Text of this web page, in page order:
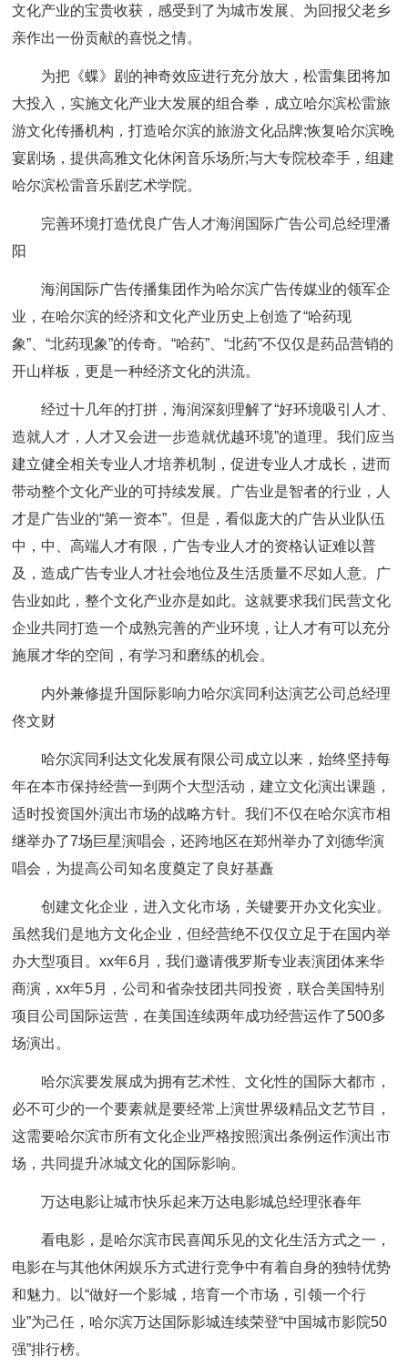
文化产业的宝贵收获，感受到了为城市发展、为回报父老乡
亲作出一份贡献的喜悦之情。
为把《蝶》剧的神奇效应进行充分放大，松雷集团将加
大投入，实施文化产业大发展的组合拳，成立哈尔滨松雷旅
游文化传播机构，打造哈尔滨的旅游文化品牌;恢复哈尔滨晚
宴剧场，提供高雅文化休闲音乐场所;与大专院校牵手，组建
哈尔滨松雷音乐剧艺术学院。
完善环境打造优良广告人才海润国际广告公司总经理潘
阳
海润国际广告传播集团作为哈尔滨广告传媒业的领军企
业，在哈尔滨的经济和文化产业历史上创造了“哈药现
象”、“北药现象”的传奇。“哈药”、“北药”不仅仅是药品营销的
开山样板，更是一种经济文化的洪流。
经过十几年的打拼，海润深刻理解了“好环境吸引人才、
造就人才，人才又会进一步造就优越环境”的道理。我们应当
建立健全相关专业人才培养机制，促进专业人才成长，进而
带动整个文化产业的可持续发展。广告业是智者的行业，人
才是广告业的“第一资本”。但是，看似庞大的广告从业队伍
中，中、高端人才有限，广告专业人才的资格认证难以普
及，造成广告专业人才社会地位及生活质量不尽如人意。广
告业如此，整个文化产业亦是如此。这就要求我们民营文化
企业共同打造一个成熟完善的产业环境，让人才有可以充分
施展才华的空间，有学习和磨练的机会。
内外兼修提升国际影响力哈尔滨同利达演艺公司总经理
佟文财
哈尔滨同利达文化发展有限公司成立以来，始终坚持每
年在本市保持经营一到两个大型活动，建立文化演出课题，
适时投资国外演出市场的战略方针。我们不仅在哈尔滨市相
继举办了7场巨星演唱会，还跨地区在郑州举办了刘德华演
唱会，为提高公司知名度奠定了良好基矗
创建文化企业，进入文化市场，关键要开办文化实业。
虽然我们是地方文化企业，但经营绝不仅仅立足于在国内举
办大型项目。xx年6月，我们邀请俄罗斯专业表演团体来华
商演，xx年5月，公司和省杂技团共同投资，联合美国特别
项目公司国际运营，在美国连续两年成功经营运作了500多
场演出。
哈尔滨要发展成为拥有艺术性、文化性的国际大都市，
必不可少的一个要素就是要经常上演世界级精品文艺节目，
这需要哈尔滨市所有文化企业严格按照演出条例运作演出市
场，共同提升冰城文化的国际影响。
万达电影让城市快乐起来万达电影城总经理张春年
看电影，是哈尔滨市民喜闻乐见的文化生活方式之一，
电影在与其他休闲娱乐方式进行竞争中有着自身的独特优势
和魅力。以“做好一个影城，培育一个市场，引领一个行
业”为己任，哈尔滨万达国际影城连续荣登“中国城市影院50
强”排行榜。